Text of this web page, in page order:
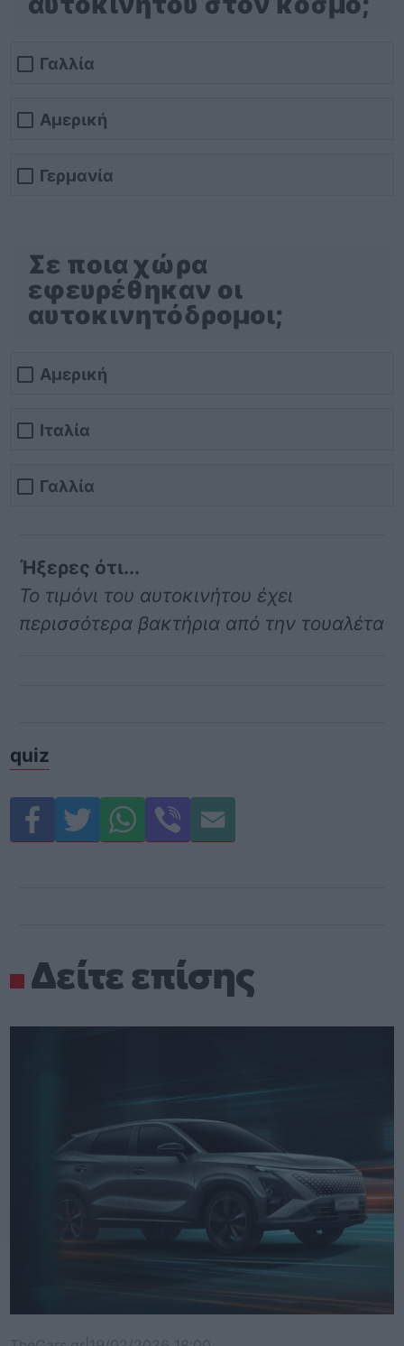
Γαλλία
Αμερική
Γερμανία
Σε ποια χώρα
εφευρέθηκαν οι
αυτοκινητόδρομοι;
Αμερική
Ιταλία
Γαλλία
Ήξερες ότι...
Το τιμόνι του αυτοκινήτου έχει
περισσότερα βακτήρια από την τουαλέτα
quiz
Δείτε επίσης